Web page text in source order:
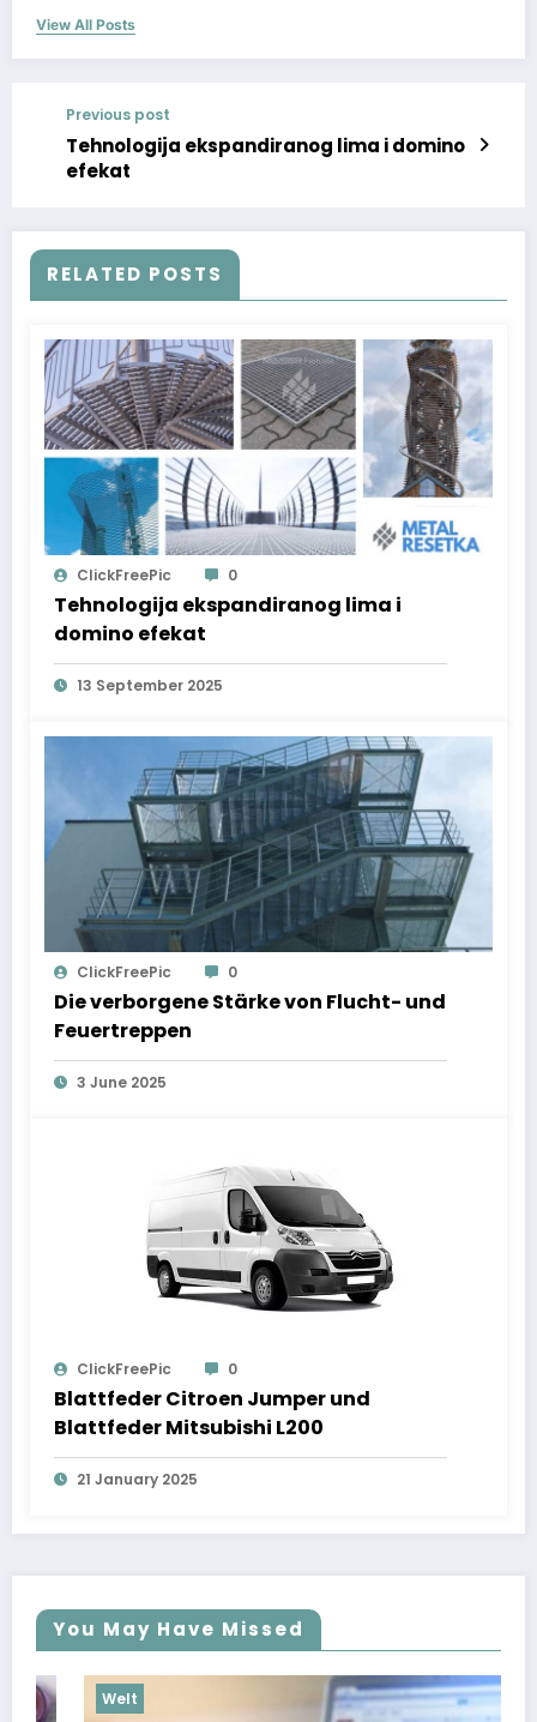
View All Posts
Previous post
Tehnologija ekspandiranog lima i domino
efekat
RELATED POSTS
ClickFreePic 0
Tehnologija ekspandiranog lima i
domino efekat
13 September 2025
ClickFreePic 0
Die verborgene Stärke von Flucht- und
Feuertreppen
3 June 2025
ClickFreePic 0
Blattfeder Citroen Jumper und
Blattfeder Mitsubishi L200
21 January 2025
You May Have Missed
Welt